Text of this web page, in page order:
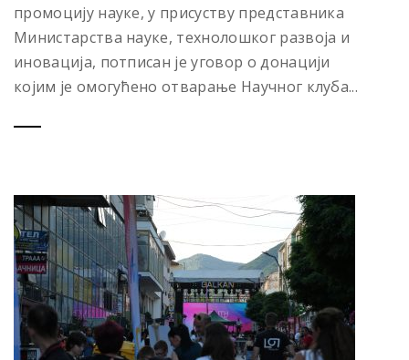
промоцију науке, у присуству представника
Министарства науке, технолошког развоја и
иновација, потписан је уговор о донацији
којим је омогућено отварање Научног клуба...